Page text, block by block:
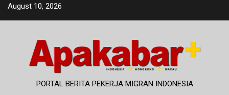
SkipAugust 10, 2026
PORTAL BERITA PEKERJA MIGRAN INDONESIA